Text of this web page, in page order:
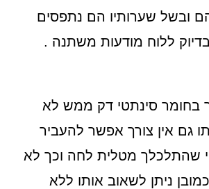
ובשל שערותיו הם נתפסים
ללוח מודעות משתנה .
בחומר סינתטי דק ממש לא
גם אין צורך אפשר להעביר
שהתלכלך מטלית לחה וכך לא
כמובן ניתן לשאוב אותו ללא